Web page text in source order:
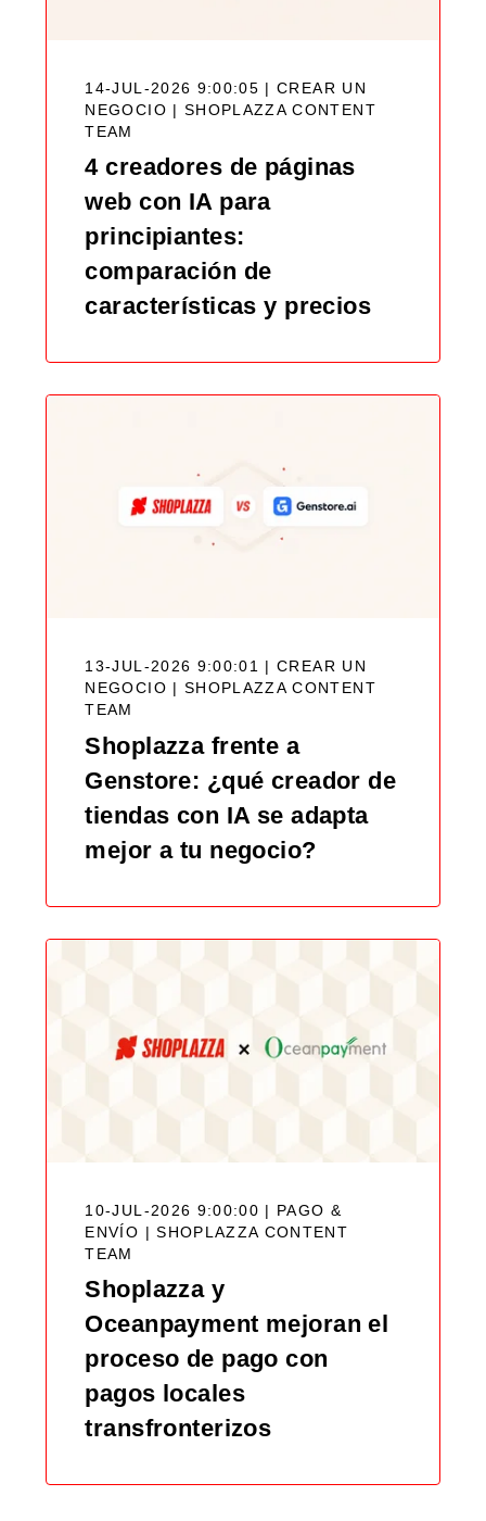
14-JUL-2026 9:00:05 | CREAR UN
NEGOCIO | SHOPLAZZA CONTENT
TEAM
4 creadores de páginas
web con IA para
principiantes:
comparación de
características y precios
13-JUL-2026 9:00:01 | CREAR UN
NEGOCIO | SHOPLAZZA CONTENT
TEAM
Shoplazza frente a
Genstore: ¿qué creador de
tiendas con IA se adapta
mejor a tu negocio?
10-JUL-2026 9:00:00 | PAGO &
ENVÍO |SHOPLAZZA CONTENT
TEAM
Shoplazza y
Oceanpayment mejoran el
proceso de pago con
pagos locales
transfronterizos